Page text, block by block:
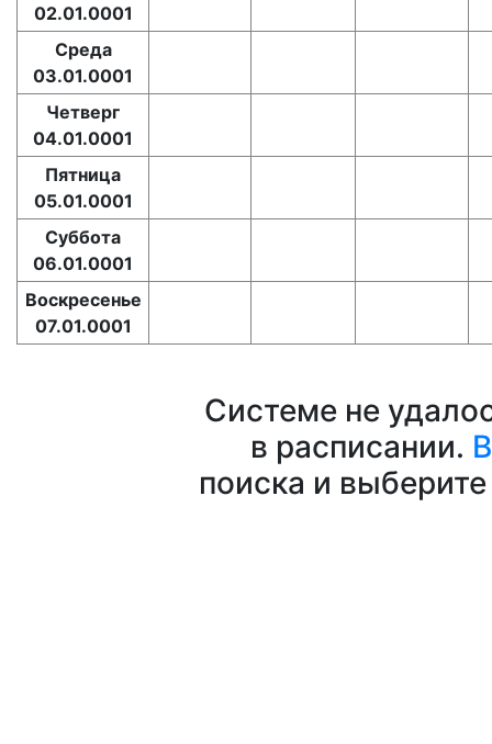
02.01.0001
Среда
03.01.0001
Четверг
04.01.0001
Пятница
05.01.0001
Суббота
06.01.0001
Воскресенье
07.01.0001
Системе не
в расписании.
поиска и